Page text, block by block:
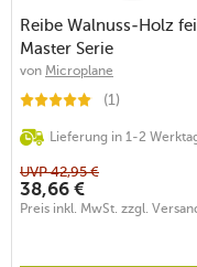
Reibe Walnuss-Holz
Master Serie
von Microplane
(1)
Lieferung in 1-2
UVP42,95 €
38,66 €
Preis inkl. MwSt. zzgl.